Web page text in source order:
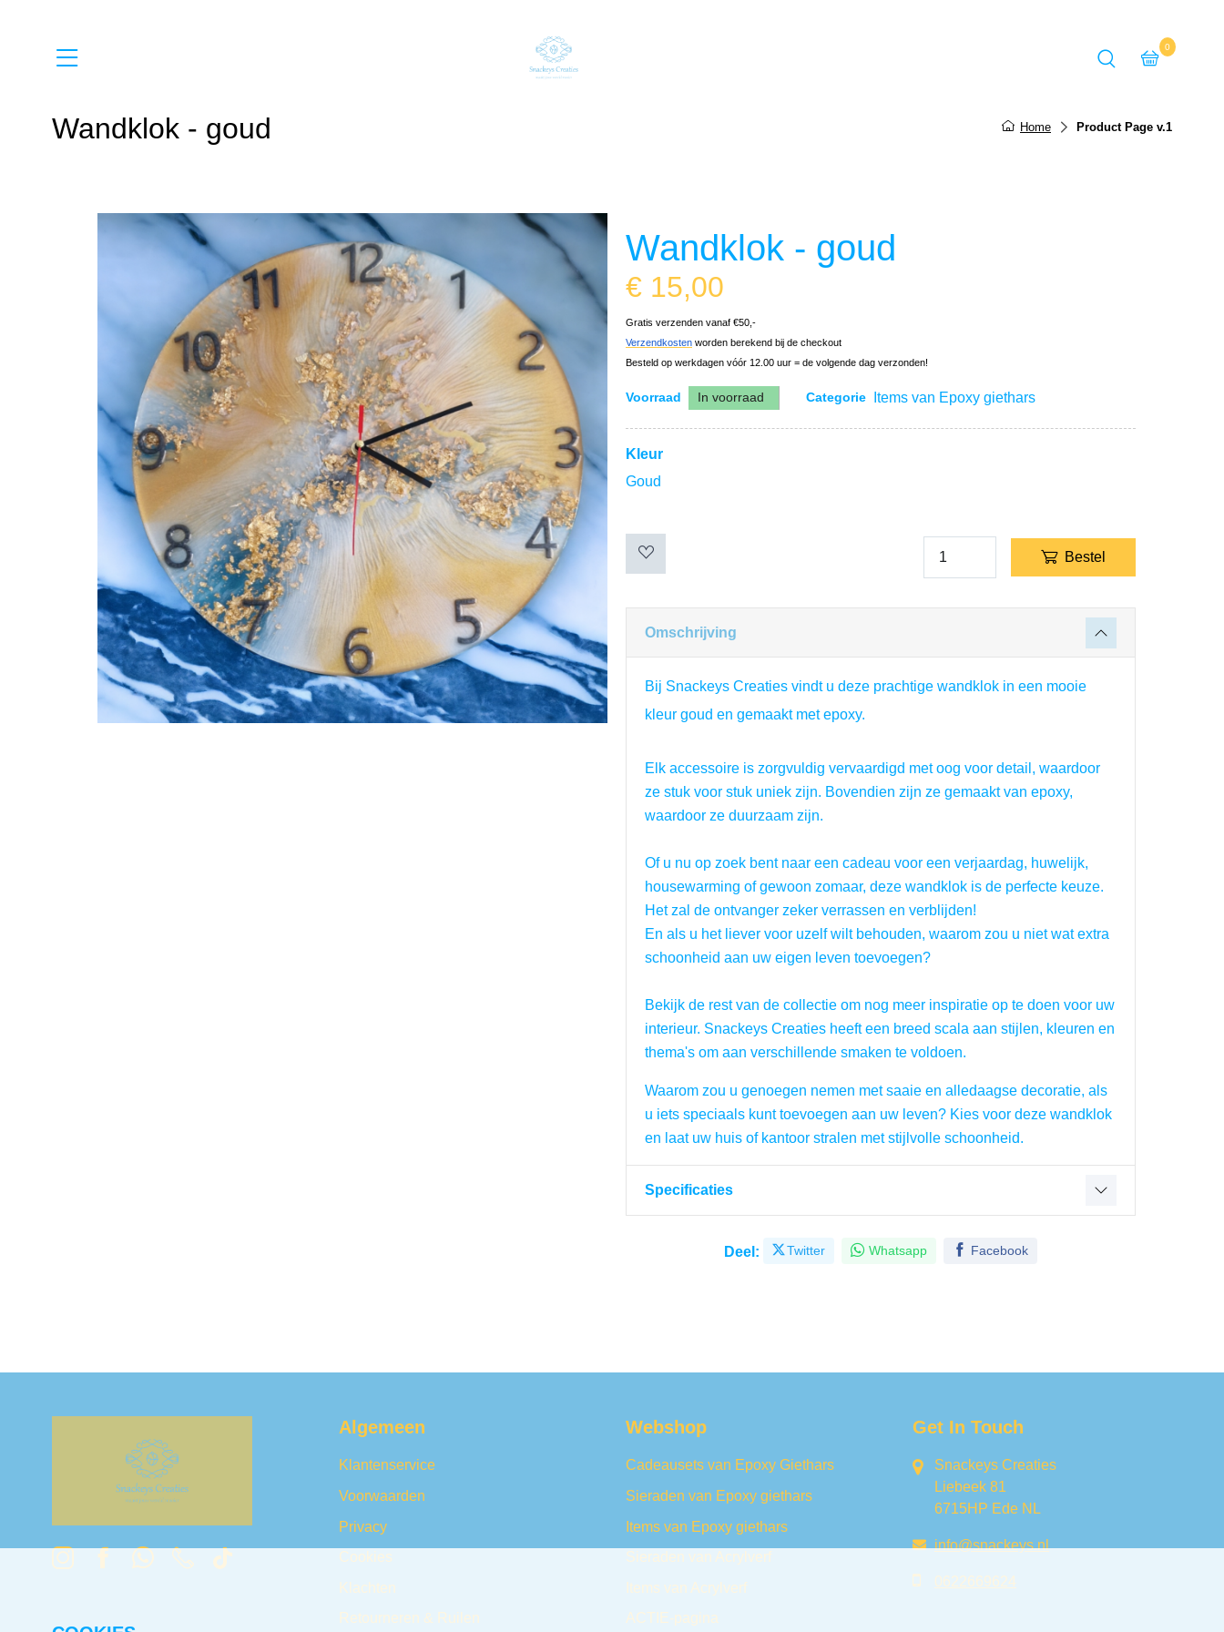
0
Dromenvanger
Schalen
Sleutelhangers
Broekzakknuffel
Organizer
Sieraden van Acrylverf Broches
Items van Acrylverf
ACTIE-pagina
Home Product Page v.1
Wandklok - goud
Wandklok - goud
€ 15,00
Gratis verzenden vanaf €50,-
Verzendkosten worden berekend bij de checkout
Besteld op werkdagen vóór 12.00 uur = de volgende dag verzonden!
Voorraad In voorraad Categorie Items van Epoxy giethars
Kleur
Goud
Bestel
Omschrijving
Bij Snackeys Creaties vindt u deze prachtige wandklok in een mooie
kleur goud en gemaakt met epoxy.
Elk accessoire is zorgvuldig vervaardigd met oog voor detail, waardoor
ze stuk voor stuk uniek zijn. Bovendien zijn ze gemaakt van epoxy,
waardoor ze duurzaam zijn.
Of u nu op zoek bent naar een cadeau voor een verjaardag, huwelijk,
housewarming of gewoon zomaar, deze wandklok is de perfecte keuze.
Het zal de ontvanger zeker verrassen en verblijden!
En als u het liever voor uzelf wilt behouden, waarom zou u niet wat extra
schoonheid aan uw eigen leven toevoegen?
Bekijk de rest van de collectie om nog meer inspiratie op te doen voor uw
interieur. Snackeys Creaties heeft een breed scala aan stijlen, kleuren en
thema's om aan verschillende smaken te voldoen.
Waarom zou u genoegen nemen met saaie en alledaagse decoratie, als
u iets speciaals kunt toevoegen aan uw leven? Kies voor deze wandklok
en laat uw huis of kantoor stralen met stijlvolle schoonheid.
Specificaties
Deel: Twitter Whatsapp Facebook
Algemeen
Klantenservice
Voorwaarden
Privacy
Cookies
Klachten
Retourneren & Ruilen
Webshop
Cadeausets van Epoxy Giethars
Sieraden van Epoxy giethars
Items van Epoxy giethars
Sieraden van Acrylverf
Items van Acrylverf
ACTIE-pagina
Get In Touch
Snackeys Creaties
Liebeek 81
6715HP Ede NL
info@snackeys.nl
0622669624